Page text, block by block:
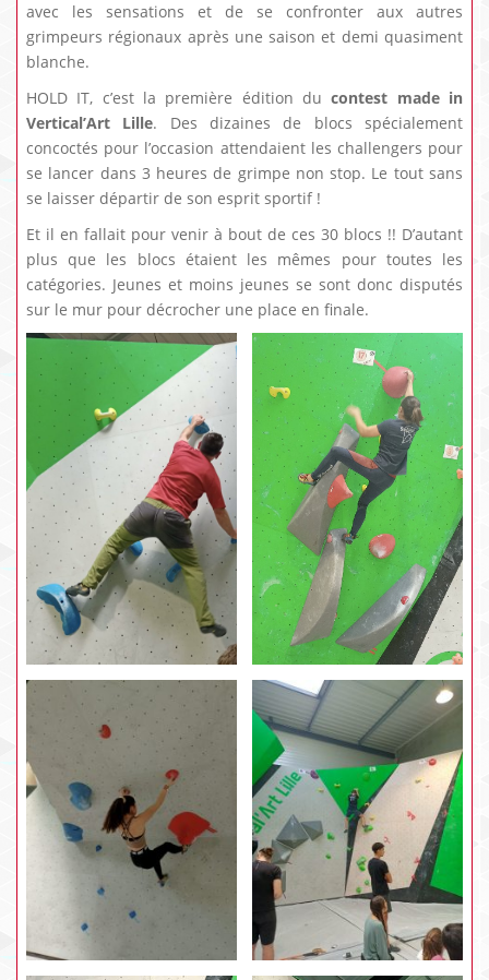
avec les sensations et de se confronter aux autres
grimpeurs régionaux après une saison et demi quasiment
blanche.
HOLD IT, c’est la première édition ducontest made in
Vertical’Art Lille. Des dizaines de blocs spécialement
concoctés pour l’occasion attendaient les challengers pour
se lancer dans 3 heures de grimpe non stop. Le tout sans
se laisser départir de son esprit sportif !
Et il en fallait pour venir à bout de ces 30 blocs !! D’autant
plus que les blocs étaient les mêmes pour toutes les
catégories. Jeunes et moins jeunes se sont donc disputés
sur le mur pour décrocher une place en finale.